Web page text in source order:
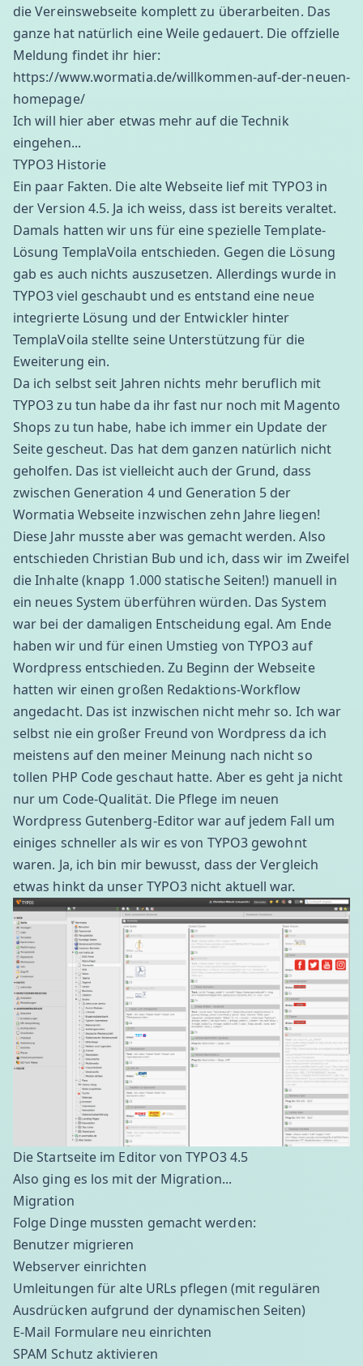
die Vereinswebseite komplett zu überarbeiten. Das
ganze hat natürlich eine Weile gedauert. Die offzielle
Meldung findet ihr hier:
https://www.wormatia.de/willkommen-auf-der-neuen-
homepage/
Ich will hier aber etwas mehr auf die Technik
eingehen...
TYPO3 Historie
Ein paar Fakten. Die alte Webseite lief mit TYPO3in
der Version 4.5. Ja ich weiss, dass ist bereits veraltet.
Damals hatten wir uns für eine spezielle Template-
Lösung TemplaVoila entschieden. Gegen die Lösung
gab es auch nichts auszusetzen. Allerdings wurde in
TYPO3 viel geschaubt und es entstand eine neue
integrierte Lösung und der Entwickler hinter
TemplaVoila stellte seine Unterstützung für die
Eweiterung ein.
Da ich selbst seit Jahren nichts mehr beruflich mit
TYPO3 zu tun habe da ihr fast nur noch mit Magento
Shops zu tun habe, habe ich immer ein Update der
Seite gescheut. Das hat dem ganzen natürlich nicht
geholfen. Das ist vielleicht auch der Grund, dass
zwischen Generation 4 und Generation 5 der
Wormatia Webseite inzwischen zehn Jahre liegen!
Diese Jahr musste aber was gemacht werden. Also
entschieden Christian Bub und ich, dass wir im Zweifel
die Inhalte (knapp 1.000 statische Seiten!) manuell in
ein neues System überführen würden. Das System
war bei der damaligen Entscheidung egal. Am Ende
haben wir und für einen Umstieg von TYPO3 auf
Wordpress entschieden. Zu Beginn der Webseite
hatten wir einen großen Redaktions-Workflow
angedacht. Das ist inzwischen nicht mehr so. Ich war
selbst nie ein großer Freund von Wordpress da ich
meistens auf den meiner Meinung nach nicht so
tollen PHP Code geschaut hatte. Aber es geht ja nicht
nur um Code-Qualität. Die Pflege im neuen
Wordpress Gutenberg-Editor war auf jedem Fall um
einiges schneller als wir es von TYPO3 gewohnt
waren. Ja, ich bin mir bewusst, dass der Vergleich
etwas hinkt da unser TYPO3 nicht aktuell war.
Die Startseite im Editor von TYPO3 4.5
Also ging es los mit der Migration...
Migration
Folge Dinge mussten gemacht werden:
Benutzer migrieren
Webserver einrichten
Umleitungen für alte URLs pflegen (mit regulären
Ausdrücken aufgrund der dynamischen Seiten)
E-Mail Formulare neu einrichten
SPAM Schutz aktivieren